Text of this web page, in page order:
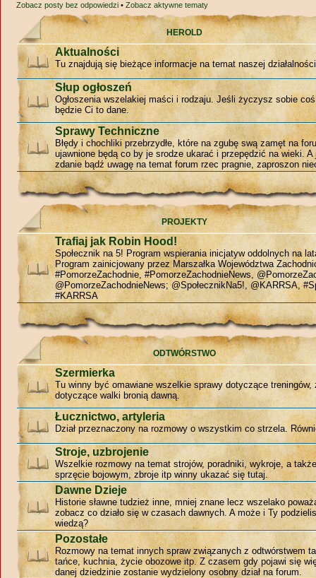
Zobacz posty bez odpowiedzi •Zobacz aktywne tematy
HEROLD
Aktualności
Tu znajdują się bieżące informacje na temat naszej
Słup ogłoszeń
Ogłoszenia wszelakiej maści i rodzaju. Jeśli życzysz sobie
będzie Ci to dane.
Sprawy Techniczne
Błędy i chochliki przebrzydłe, które na zgubę swą zamęt na
ujawnione będą co by je srodze ukarać i przepędzić na wieki.
zdanie bądź uwagę na temat forum rzec pragnie, zaproszon
PROJEKTY
Trafiaj jak Robin Hood!
Społecznik na 5! Program wspierania inicjatyw oddolnych na
Program zainicjowany przez Marszałka Województwa
#PomorzeZachodnie, #PomorzeZachodnieNews,
@PomorzeZachodnieNews; @SpołecznikNa5!, @KARRSA,
#KARRSA
ODTWÓRSTWO
Szermierka
Tu winny być omawiane wszelkie sprawy dotyczące treningów,
dotyczące walki bronią dawną.
Łucznictwo, artyleria
Dział przeznaczony na rozmowy o wszystkim co strzela.
Stroje, uzbrojenie
Wszelkie rozmowy na temat strojów, poradniki, wykroje, a
sprzęcie bojowym, zbroje itp winny ukazać się tutaj.
Dawne Dzieje
Historie sławne tudzież inne, mniej znane lecz wszelako
zobacz co działo się w czasach dawnych. A może i Ty
wiedzą?
Pozostałe
Rozmowy na temat innych spraw związanych z odtwórstwem
tańce, kuchnia, życie obozowe itp. Z czasem gdy pojawi się
danej dziedzinie zostanie wydzielony osobny dział na forum.